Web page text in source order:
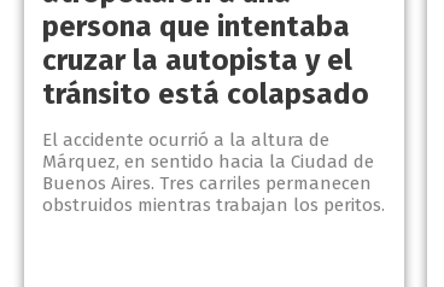
persona que intentaba
cruzar la autopista y el
tránsito está colapsado
El accidente ocurrió a la altura de
Márquez, en sentido hacia la Ciudad de
Buenos Aires. Tres carriles permanecen
obstruidos mientras trabajan los peritos.